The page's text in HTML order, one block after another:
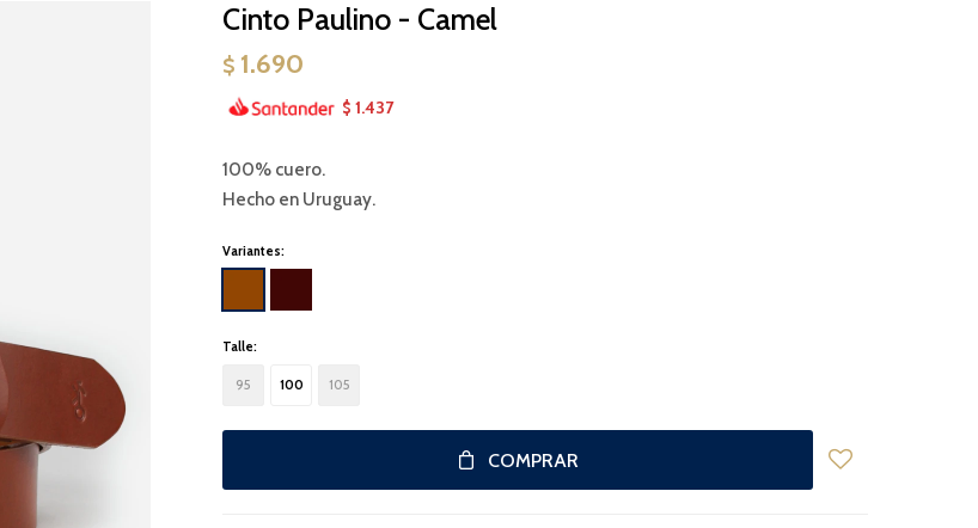
Cinto Paulino - Camel
$ 1.690
$ 1.437
100% cuero.
Hecho en Uruguay.
Variantes:
Talle:
95 100 105
COMPRAR